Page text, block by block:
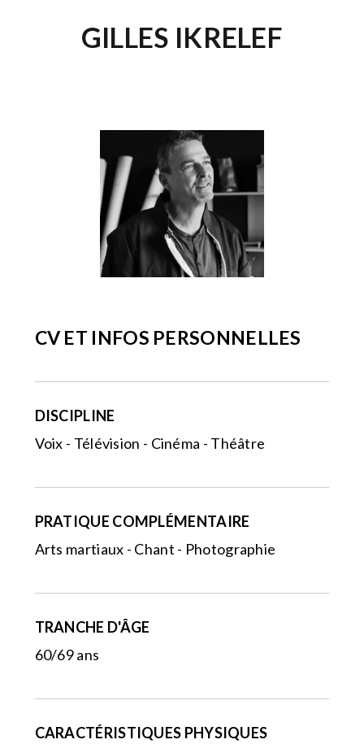
GILLES IKRELEF
CV ET INFOS PERSONNELLES
DISCIPLINE
Voix - Télévision - Cinéma - Théâtre
PRATIQUE COMPLÉMENTAIRE
Arts martiaux - Chant - Photographie
TRANCHE D'ÂGE
60/69 ans
CARACTÉRISTIQUES PHYSIQUES